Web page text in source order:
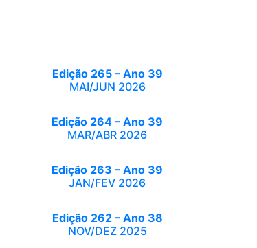
Edição 265 – Ano 39
MAI/JUN 2026
Edição 264 – Ano 39
MAR/ABR 2026
Edição 263 – Ano 39
JAN/FEV 2026
Edição 262 – Ano 38
NOV/DEZ 2025